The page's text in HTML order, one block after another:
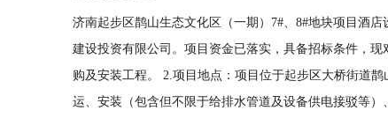
济南起步区鹊山生态文化区（一期）7#、8#地块项目酒
建设投资有限公司。项目资金已落实，具备招标条件，
购及安装工程。 2.项目地点：项目位于起步区大桥街道
运、安装（包含但不限于给排水管道及设备供电接驳等